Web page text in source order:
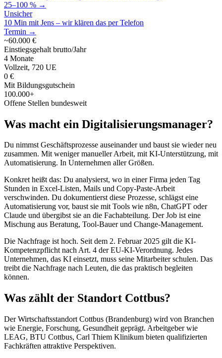
25–100 % →
Unsicher
10 Min mit Jens – wir klären das per Telefon
Termin →
~60.000 €
Einstiegsgehalt brutto/Jahr
4 Monate
Vollzeit, 720 UE
0 €
Mit Bildungsgutschein
100.000+
Offene Stellen bundesweit
Was macht ein Digitalisierungsmanager?
Du nimmst Geschäftsprozesse auseinander und baust sie wieder neu
zusammen. Mit weniger manueller Arbeit, mit KI-Unterstützung, mit
Automatisierung. In Unternehmen aller Größen.
Konkret heißt das: Du analysierst, wo in einer Firma jeden Tag
Stunden in Excel-Listen, Mails und Copy-Paste-Arbeit
verschwinden. Du dokumentierst diese Prozesse, schlägst eine
Automatisierung vor, baust sie mit Tools wie n8n, ChatGPT oder
Claude und übergibst sie an die Fachabteilung. Der Job ist eine
Mischung aus Beratung, Tool-Bauer und Change-Management.
Die Nachfrage ist hoch. Seit dem 2. Februar 2025 gilt die KI-
Kompetenzpflicht nach Art. 4 der EU-KI-Verordnung. Jedes
Unternehmen, das KI einsetzt, muss seine Mitarbeiter schulen. Das
treibt die Nachfrage nach Leuten, die das praktisch begleiten
können.
Was zählt der Standort Cottbus?
Der Wirtschaftsstandort Cottbus (Brandenburg) wird von Branchen
wie Energie, Forschung, Gesundheit geprägt. Arbeitgeber wie
LEAG, BTU Cottbus, Carl Thiem Klinikum bieten qualifizierten
Fachkräften attraktive Perspektiven.